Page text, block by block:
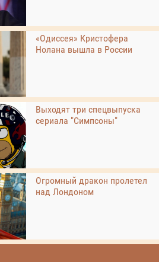
«Одиссея» Кристофера
Нолана вышла в России
Выходят три спецвыпуска
сериала "Симпсоны"
Огромный дракон пролетел
над Лондоном